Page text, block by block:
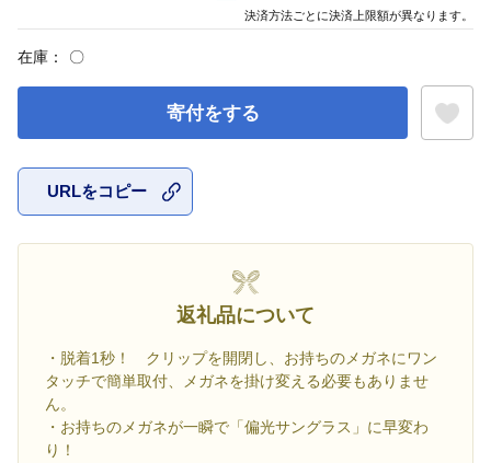
在庫： 〇
寄付をする
URLをコピー
返礼品について
・脱着1秒！ クリップを開閉し、お持ちのメガネにワン
タッチで簡単取付、メガネを掛け変える必要もありませ
ん。
・お持ちのメガネが一瞬で「偏光サングラス」に早変わ
り！
決済方法ごとに決済上限額が異なります。